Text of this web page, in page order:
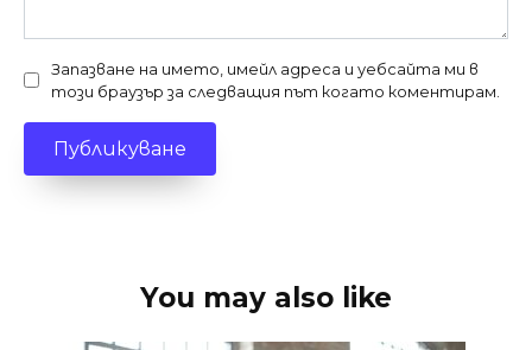
Запазване на името, имейл адреса и уебсайта ми в
този браузър за следващия път когато коментирам.
You may also like